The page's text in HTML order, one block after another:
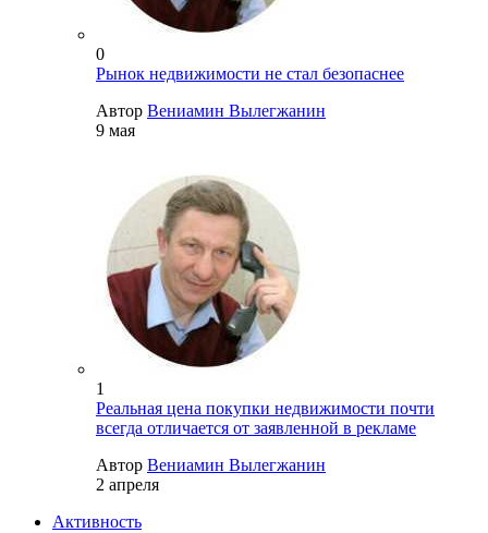
0
Рынок недвижимости не стал безопаснее
Автор Вениамин Вылегжанин
9 мая
1
Реальная цена покупки недвижимости почти
всегда отличается от заявленной в рекламе
Автор Вениамин Вылегжанин
2 апреля
Активность